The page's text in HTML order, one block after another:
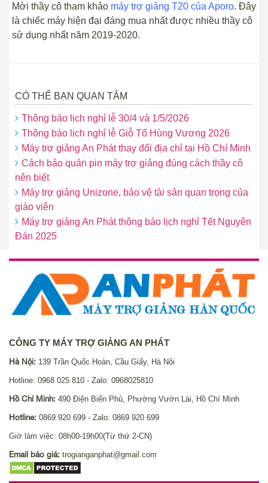
Mời thầy cô tham khảo máy trợ giảng T20 của Aporo. Đây
là chiếc máy hiện đại đáng mua nhất được nhiều thầy cô
sử dụng nhất năm 2019-2020.
CÓ THỂ BẠN QUAN TÂM
Thông báo lịch nghỉ lễ 30/4 và 1/5/2026
Thông báo lịch nghỉ lễ Giỗ Tổ Hùng Vương 2026
Máy trợ giảng An Phát thay đổi địa chỉ tại Hồ Chí Minh
Cách bảo quản pin máy trợ giảng đúng cách thầy cô
nên biết
Máy trợ giảng Unizone, bảo vệ tài sản quan trọng của
giáo viên
Máy trợ giảng An Phát thông báo lịch nghỉ Tết Nguyên
Đán 2025
CÔNG TY MÁY TRỢ GIẢNG AN PHÁT
Hà Nội: 139 Trần Quốc Hoàn, Cầu Giấy, Hà Nội
Hotline: 0968 025 810 - Zalo: 0968025810
Hồ Chí Minh: 490 Điện Biển Phủ, Phường Vườn Lài, Hồ Chí Minh
Hotline: 0869 920 699 - Zalo: 0869 920 699
Giờ làm việc: 08h00-19h00(Từ thứ 2-CN)
Email báo giá: trogianganphat@gmail.com